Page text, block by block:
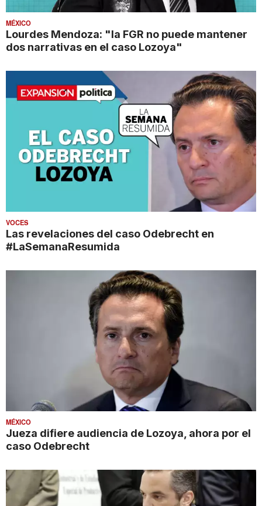
MÉXICO
Lourdes Mendoza: "la FGR no puede mantener
dos narrativas en el caso Lozoya"
VOCES
Las revelaciones del caso Odebrecht en
#LaSemanaResumida
MÉXICO
Jueza difiere audiencia de Lozoya, ahora por el
caso Odebrecht